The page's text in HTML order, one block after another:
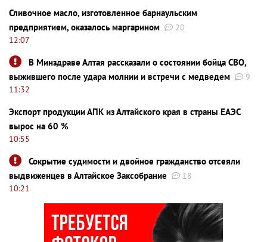
Сливочное масло, изготовленное барнаульским
предприятием, оказалось маргарином
20
12:07
В Минздраве Алтая рассказали о состоянии бойца СВО,
выжившего после удара молнии и встречи с медведем
9
11:32
Экспорт продукции АПК из Алтайского края в страны ЕАЭС
вырос на 60 %
10:55
Сокрытие судимости и двойное гражданство отсеяли
выдвиженцев в Алтайское Заксобрание
18
10:21